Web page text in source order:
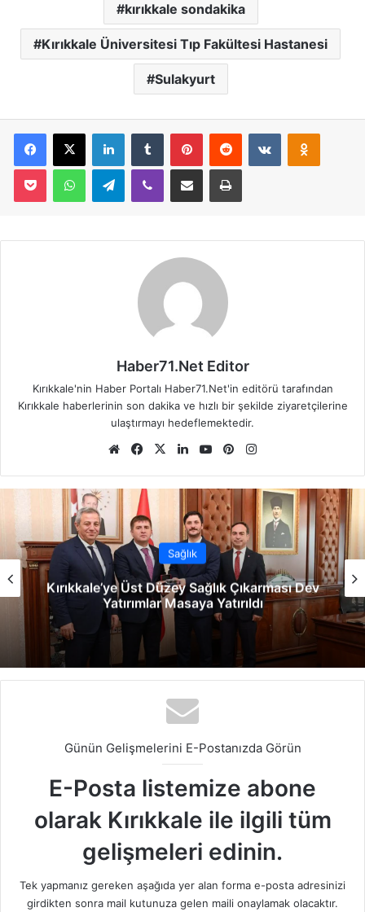
kırıkkale sondakika
Kırıkkale Üniversitesi Tıp Fakültesi Hastanesi
Sulakyurt
Telegram
Haber71.Net Editor
Kırıkkale'nin Haber Portalı Haber71.Net'in editörü tarafından
Kırıkkale haberlerinin son dakika ve hızlı bir şekilde ziyaretçilerine
ulaştırmayı hedeflemektedir.
We
sit
esi
Fa
bo
ok
X
Lin
dIn
Yo
ub
e
Pin
est ra
m
Sağlık
Kırıkkale’ye Üst Düzey Sağlık Çıkarması Dev
Yatırımlar Masaya Yatırıldı
Günün Gelişmelerini E-Postanızda Görün
E-Posta listemize abone
olarak Kırıkkale ile ilgili tüm
gelişmeleri edinin.
Tek yapmanız gereken aşağıda yer alan forma e-posta adresinizi
girdikten sonra mail kutunuza gelen maili onaylamak olacaktır.